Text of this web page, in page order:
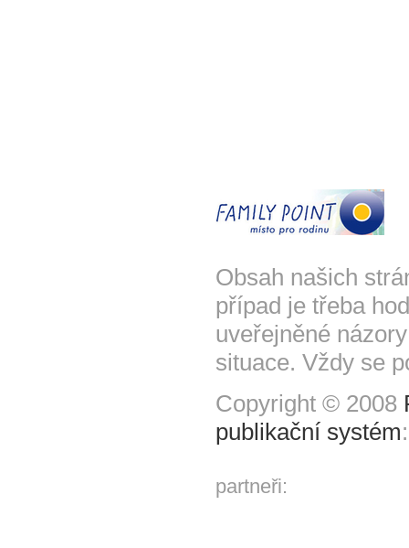
Obsah našich
případ je třeba
uveřejněné
situace. Vždy se
Copyright © 2008
publikační systém
partneři: